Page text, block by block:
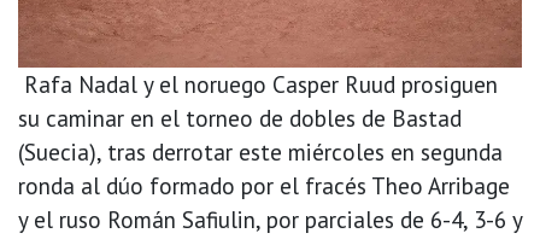
Rafa Nadal y el noruego Casper Ruud prosiguen
su caminar en el torneo de dobles de Bastad
(Suecia), tras derrotar este miércoles en segunda
ronda al dúo formado por el fracés Theo Arribage
y el ruso Román Safiulin, por parciales de 6-4, 3-6 y